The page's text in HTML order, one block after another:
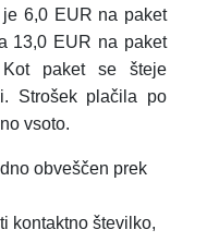
6,0 EUR na paket
13,0 EUR na paket
Kot paket se šteje
Strošek plačila po
vsoto.
obveščen prek
kontaktno številko,